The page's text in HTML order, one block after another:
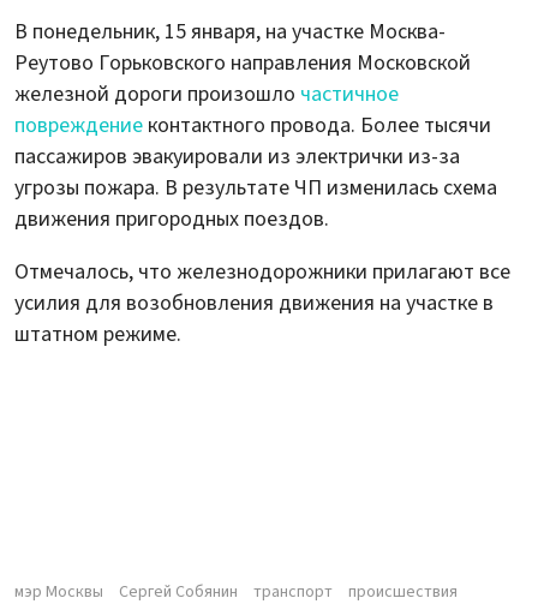
В понедельник, 15 января, на участке Москва-
Реутово Горьковского направления Московской
железной дороги произошло частичное
повреждение контактного провода. Более тысячи
пассажиров эвакуировали из электрички из-за
угрозы пожара. В результате ЧП изменилась схема
движения пригородных поездов.
Отмечалось, что железнодорожники прилагают все
усилия для возобновления движения на участке в
штатном режиме.
мэр Москвы Сергей Собянин транспорт происшествия